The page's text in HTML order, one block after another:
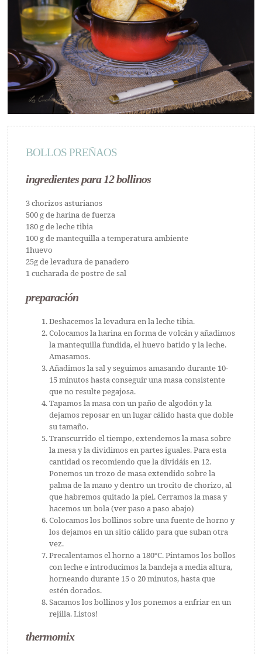
BOLLOS PREÑAOS
ingredientes para 12 bollinos
3 chorizos asturianos
500 g de harina de fuerza
180 g de leche tibia
100 g de mantequilla a temperatura ambiente
1huevo
25g de levadura de panadero
1 cucharada de postre de sal
preparación
Deshacemos la levadura en la leche tibia.
Colocamos la harina en forma de volcán y añadimos
la mantequilla fundida, el huevo batido y la leche.
Amasamos.
Añadimos la sal y seguimos amasando durante 10-
15 minutos hasta conseguir una masa consistente
que no resulte pegajosa.
Tapamos la masa con un paño de algodón y la
dejamos reposar en un lugar cálido hasta que doble
su tamaño.
Transcurrido el tiempo, extendemos la masa sobre
la mesa y la dividimos en partes iguales. Para esta
cantidad os recomiendo que la dividáis en 12.
Ponemos un trozo de masa extendido sobre la
palma de la mano y dentro un trocito de chorizo, al
que habremos quitado la piel. Cerramos la masa y
hacemos un bola (ver paso a paso abajo)
Colocamos los bollinos sobre una fuente de horno y
los dejamos en un sitio cálido para que suban otra
vez.
Precalentamos el horno a 180ºC. Pintamos los bollos
con leche e introducimos la bandeja a media altura,
horneando durante 15 o 20 minutos, hasta que
estén dorados.
Sacamos los bollinos y los ponemos a enfriar en un
rejilla. Listos!
thermomix